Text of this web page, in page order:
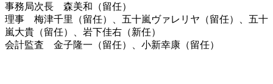
事務局次長 森美和（留任）
理事 梅津千里（留任）、五十嵐ヴァレリヤ（留任）、五十
嵐大貴（留任）、岩下佳右（新任）
会計監査 金子隆一（留任）、小新幸康（留任）